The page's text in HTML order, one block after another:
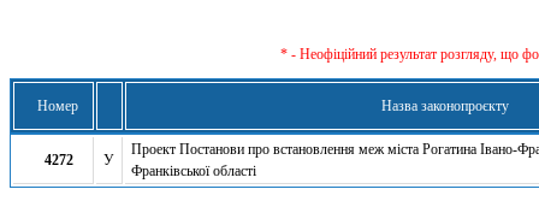
* - Неофіційний результат розгляду, що
Номер Назва законопроєкту
4272 У
Проект Постанови про встановлення меж міста Рогатина Івано-
Франківської області